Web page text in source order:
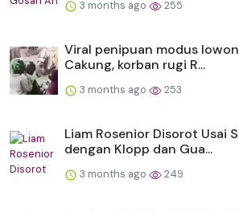
3 months ago 255
Viral penipuan modus
Cakung, korban rugi R...
3 months ago 253
Liam Rosenior Disorot Usai
dengan Klopp dan Gua...
3 months ago 249